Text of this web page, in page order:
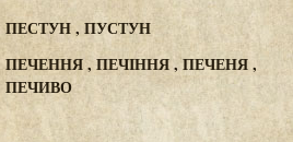
ПЕСТУН , ПУСТУН
ПЕЧЕННЯ , ПЕЧІННЯ , ПЕЧЕНЯ ,
ПЕЧИВО